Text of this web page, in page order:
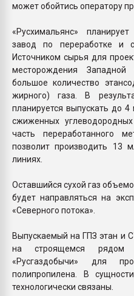
может обойтись оператору
«Русхимальянс»
завод по переработке и
Источником сырья для
месторождения
большое количество
жирного) газа. В
планируется выпускать до
сжиженных
часть переработанного
позволит производить 13
линиях.
Оставшийся сухой газ
будет направляться на
«Северного потока».
Выпускаемый на ГПЗ этан и
на строящемся рядом
«Русгаздобычи» для
полипропилена. В
технологически связаны.